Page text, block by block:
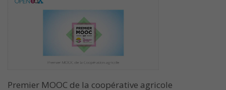
Premier MOOC de la coopérative agricole